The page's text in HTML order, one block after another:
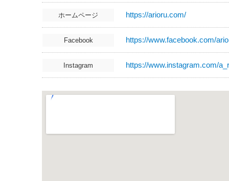
ホームページ https://arioru.com/
Facebook https://www.facebook.com/
Instagram https://www.instagram.com/